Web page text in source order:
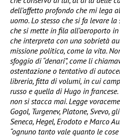
dell’affetto profondo che mi lega
uomo. Lo stesso che si fa levare
che si mette in fila all’aeroporto
che interpreta con una sobrietà
missione politica, come la vita.
sfoggio di “denari”, come li
ostentazione o tentativo di
libreria, fitta di volumi, in cui
russo e quella di Hugo in
non si stacca mai. Legge
Gogol, Turgenev, Platone, Svevo,
Seneca, Hegel, Erodoto e Marco
“ognuno tanto vale quanto le cose